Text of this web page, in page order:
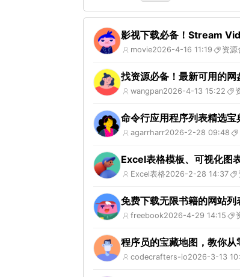
影视下载必备！Stream
movie2026-4-16 11:19 资源
找资源必备！最新可用的
wangpan2026-4-13 15:22
命令行应用程序列表精选宝
agarrharr2026-2-28 09:48
Excel表格模板、可视化图
Excel表格2026-2-28 14:37
免费下载无限书籍的网站列
freebook2026-4-29 14:15
程序员的宝藏地图，教你
codecrafters-io2026-3-13